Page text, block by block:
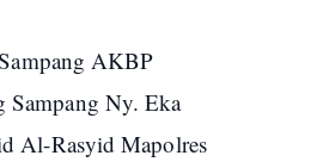
AKBP
Sampang Ny. Eka
Al-Rasyid Mapolres